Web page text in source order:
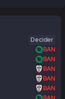
Decider
BAN
BAN
BAN
BAN
BAN